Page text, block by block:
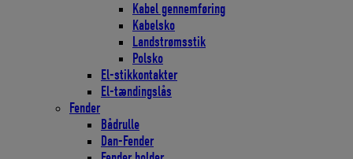
Kabel gennemføring
Kabelsko
Landstrømsstik
Polsko
El-stikkontakter
El-tændingslås
Fender
Bådrulle
Dan-Fender